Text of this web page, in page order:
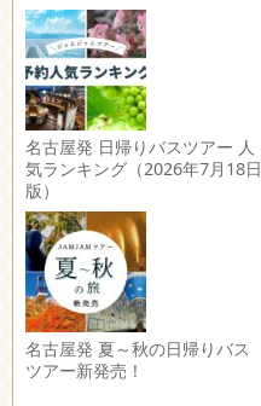
名古屋発 日帰りバスツアー 人
気ランキング（2026年7月18日
版）
名古屋発 夏～秋の日帰りバス
ツアー新発売！